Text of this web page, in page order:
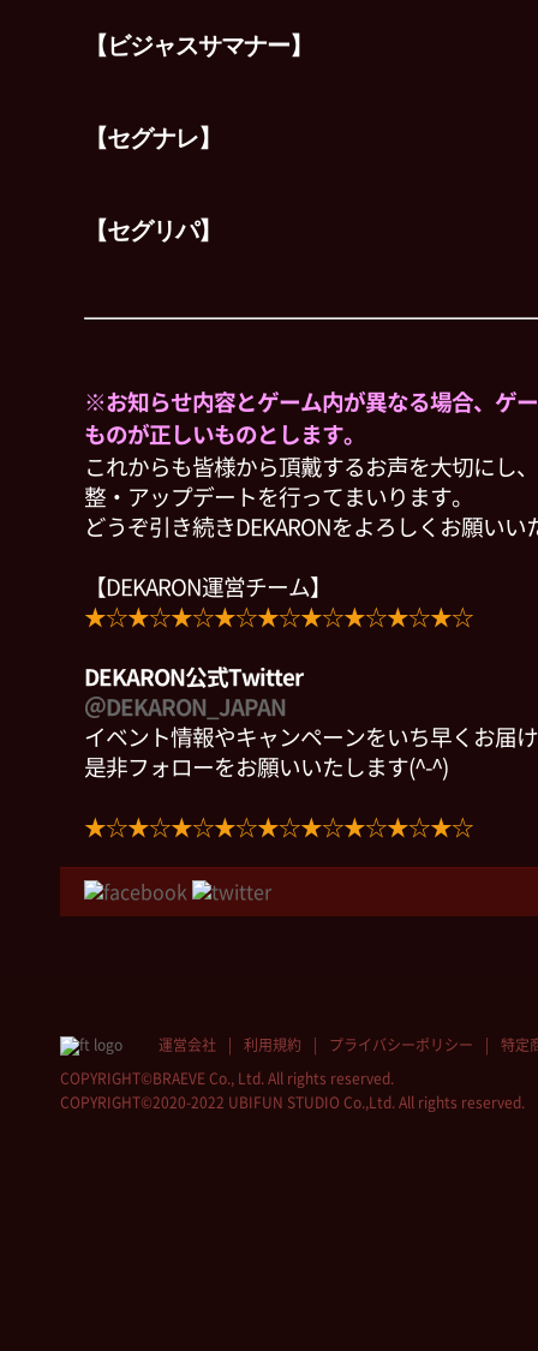
【ビジャスサマナー】
【セグナレ】
【セグリパ】
※お知らせ内容とゲーム内が異なる場合、ゲ
ものが正しいものとします。
これからも皆様から頂戴するお声を大切にし
整・アップデートを行ってまいります。
どうぞ引き続きDEKARONをよろしくお願いい
【DEKARON運営チーム】
★☆★☆★☆★☆★☆★☆★☆★☆★☆
DEKARON公式Twitter
＠DEKARON_JAPAN
イベント情報やキャンペーンをいち早くお届
是非フォローをお願いいたします(^-^)
★☆★☆★☆★☆★☆★☆★☆★☆★☆
運営会社 利用規約 プライバシーポリシー 特定
COPYRIGHT©BRAEVE Co., Ltd. All rights reserved.
COPYRIGHT©2020-2022 UBIFUN STUDIO Co.,Ltd. All rights reserved.